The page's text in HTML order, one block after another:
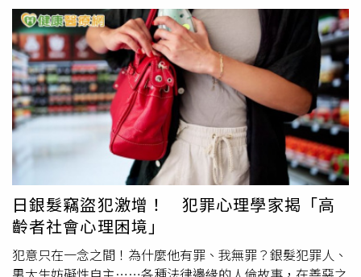
在突然出來毀滅家寧，我覺得非常的不公平。」網紅說，
Andy是被新女友操控才做出毀滅式爆料，「Andy沒那麼無
辜」，也稱他沒那麼深情。據悉，網紅也曾和家寧上過心靈
課，「家寧也有跟Andy一起跟她媽媽討錢，但她媽媽不
給，家寧一直都被她媽媽控制，搞到她後來生病，要去參加
心靈課程。」網紅指出，現在聯繫不到家寧，因為現在媽媽
會過濾聯絡對象，「家寧也是受害者，但她什麼都不能說，
一邊是媽媽、一邊是男友，她要怎麼辦？她只能選擇自己
扛！」據了解，也有爆料指出，Andy和新任經紀人李女交
往，住進信義區豪宅。一名電視台主播表示，李女不是富家
女，本來當櫃姐後來轉記者，還傷透前男友的心，「她一直
都有很多追求者，我們都覺得Andy GG了」。對此，李女前
男友說，Andy小女方6歲，他的眼光很奇怪，找大自己那麼
日銀髮竊盜犯激增！ 犯罪心理學家揭「高
齡者社會心理困境」
犯意只在一念之間！為什麼他有罪、我無罪？銀髮犯罪人、